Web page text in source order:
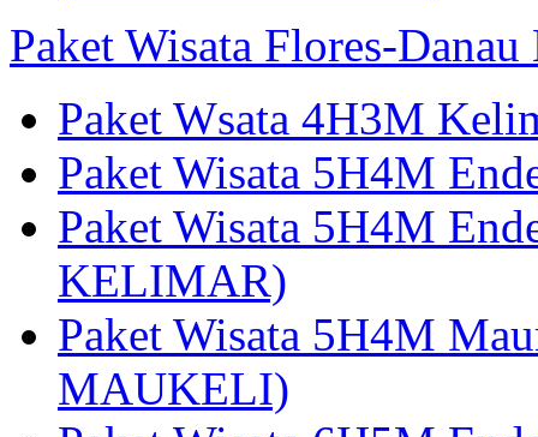
Paket Wisata Flores-
Paket Wsata 4H3M
Paket Wisata 5H4M
Paket Wisata 5H4M
KELIMAR)
Paket Wisata 5H4M
MAUKELI)